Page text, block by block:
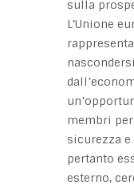
sulla
L’Unione
membri
sicurezza e
pertanto
esterno,